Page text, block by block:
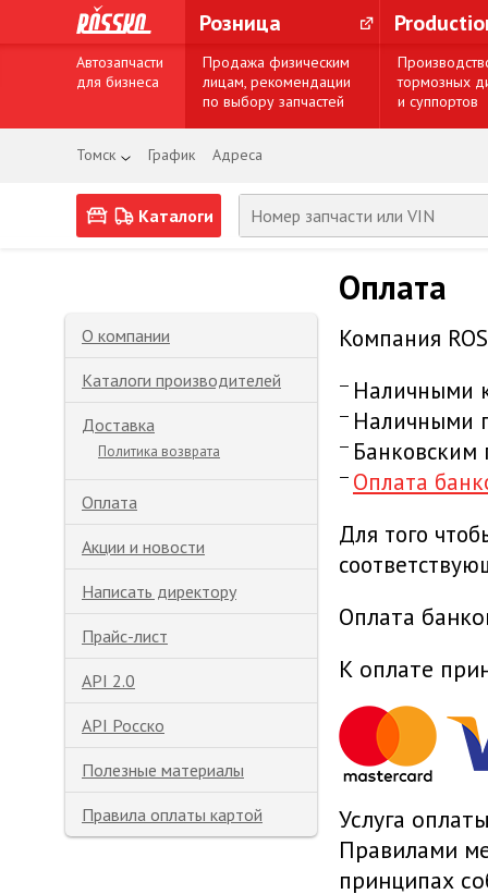
Розница
Автозапчасти
для бизнеса
Продажа физическим
лицам, рекомендации
по выбору запчастей
тормозных
и суппортов
Томск График Адреса
Каталоги
О компании
Каталоги производителей
Доставка
Политика возврата
Оплата
Акции и новости
Написать директору
Прайс-лист
API 2.0
API Росско
Полезные материалы
Правила оплаты картой
Оплата
Компания
Наличными
Наличными
Оплата
Для того
Оплата
К оплате
Услуга
Правилами
принципах